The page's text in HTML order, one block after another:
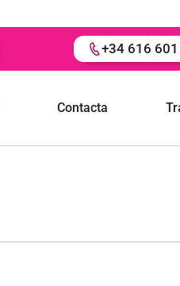
Contacta
+34 616